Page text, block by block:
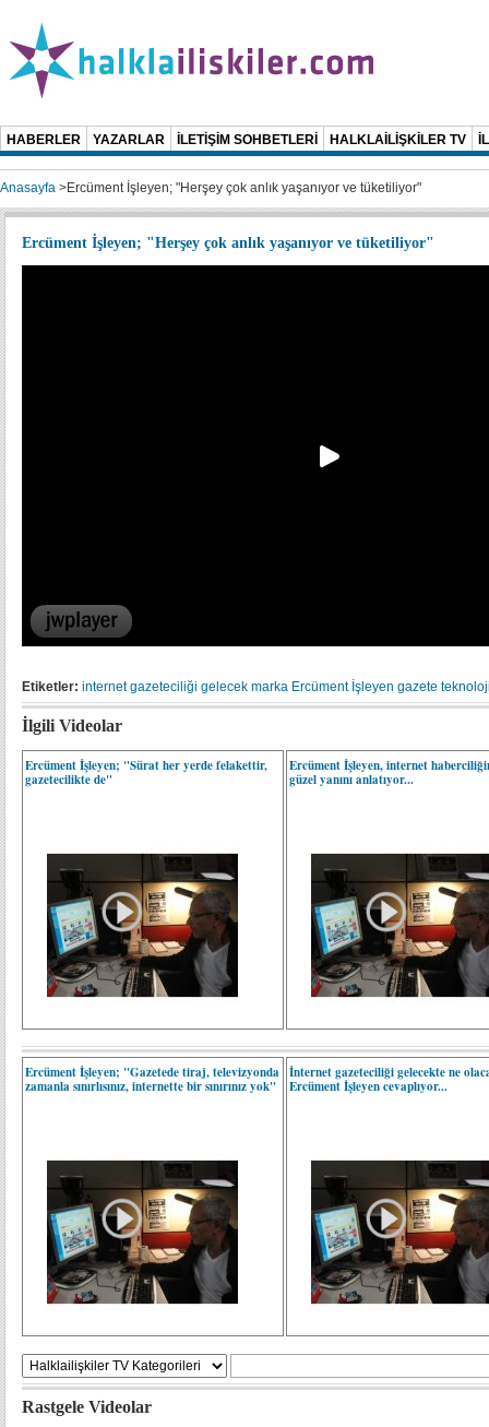
HABERLER YAZARLAR İLETİŞİM SOHBETLERİ HALKLAİLİŞKİLER TV
Anasayfa >Ercüment İşleyen; "Herşey çok anlık yaşanıyor ve tüketiliyor"
Ercüment İşleyen; "Herşey çok anlık yaşanıyor ve tüketiliyor"
Etiketler: internet gazeteciliği gelecek marka Ercüment İşleyen gazete
İlgili Videolar
Ercüment İşleyen; "Sürat her yerde felakettir,
gazetecilikte de"
Ercüment İşleyen, internet
güzel yanını anlatıyor...
Ercüment İşleyen; "Gazetede tiraj, televizyonda
zamanla sınırlısınız, internette bir sınırınız yok"
İnternet gazeteciliği gelecekte ne
Ercüment İşleyen cevaplıyor...
Rastgele Videolar